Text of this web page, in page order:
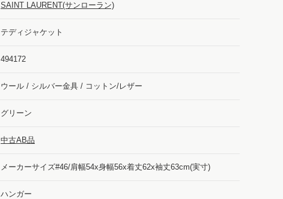
SAINT LAURENT(サンローラン)
テディジャケット
494172
ウール / シルバー金具 / コットン/レザー
グリーン
中古AB品
メーカーサイズ#46/肩幅54x身幅56x着丈62x袖丈63cm(実寸)
ハンガー